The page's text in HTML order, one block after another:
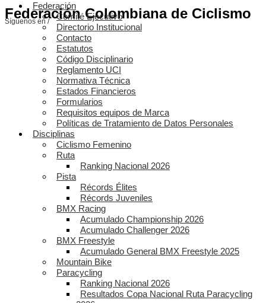
Federación Colombiana de Ciclismo
Síguenos en /
Federación
Comité Ejecutivo
Directorio Institucional
Contacto
Estatutos
Código Disciplinario
Reglamento UCI
Normativa Técnica
Estados Financieros
Formularios
Requisitos equipos de Marca
Políticas de Tratamiento de Datos Personales
Disciplinas
Ciclismo Femenino
Ruta
Ranking Nacional 2026
Pista
Récords Élites
Récords Juveniles
BMX Racing
Acumulado Championship 2026
Acumulado Challenger 2026
BMX Freestyle
Acumulado General BMX Freestyle 2025
Mountain Bike
Paracycling
Ranking Nacional 2026
Resultados Copa Nacional Ruta Paracycling